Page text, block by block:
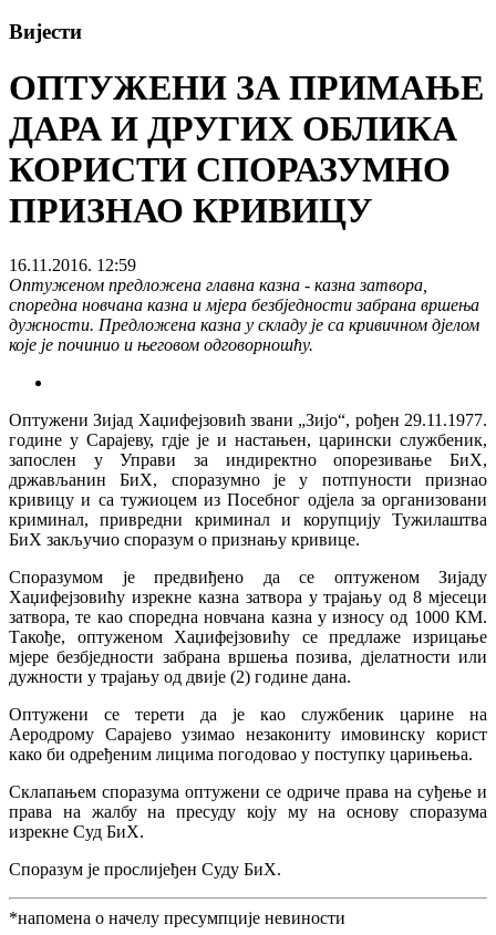
Вијести
ОПТУЖЕНИ ЗА ПРИМАЊЕ
ДАРА И ДРУГИХ ОБЛИКА
КОРИСТИ СПОРАЗУМНО
ПРИЗНАО КРИВИЦУ
16.11.2016. 12:59
Оптуженом предложена главна казна - казна затвора,
споредна новчана казна и мјера безбједности забрана вршења
дужности. Предложена казна у складу је са кривичном дјелом
које је починио и његовом одговорношћу.
Оптужени Зијад Хаџифејзовић звани „Зијо“, рођен 29.11.1977.
године у Сарајеву, гдје је и настањен, царински службеник,
запослен у Управи за индиректно опорезивање БиХ,
држављанин БиХ, споразумно је у потпуности признао
кривицу и са тужиоцем из Посебног одјела за организовани
криминал, привредни криминал и корупцију Тужилаштва
БиХ закључио споразум о признању кривице.
Споразумом је предвиђено да се оптуженом Зијаду
Хаџифејзовићу изрекне казна затвора у трајању од 8 мјесеци
затвора, те као споредна новчана казна у износу од 1000 КМ.
Такође, оптуженом Хаџифејзовићу се предлаже изрицање
мјере безбједности забрана вршења позива, дјелатности или
дужности у трајању од двије (2) године дана.
Оптужени се терети да је као службеник царине на
Аеродрому Сарајево узимао незакониту имовинску корист
како би одређеним лицима погодовао у поступку царињења.
Склапањем споразума оптужени се одриче права на суђење и
права на жалбу на пресуду коју му на основу споразума
изрекне Суд БиХ.
Споразум је прослијеђен Суду БиХ.
*напомена о начелу пресумпције невиности